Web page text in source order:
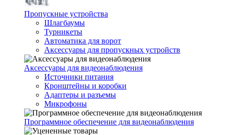
Пропускные устройства
Шлагбаумы
Турникеты
Автоматика для ворот
Аксессуары для пропускных устройств
Аксессуары для видеонаблюдения
Источники питания
Кронштейны и коробки
Адаптеры и разъемы
Микрофоны
Программное обеспечение для видеонаблюдения